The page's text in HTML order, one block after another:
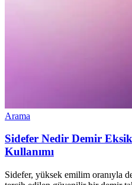
Arama
Sidefer Nedir Demir
Kullanımı
Sidefer, yüksek emilim oranıyla